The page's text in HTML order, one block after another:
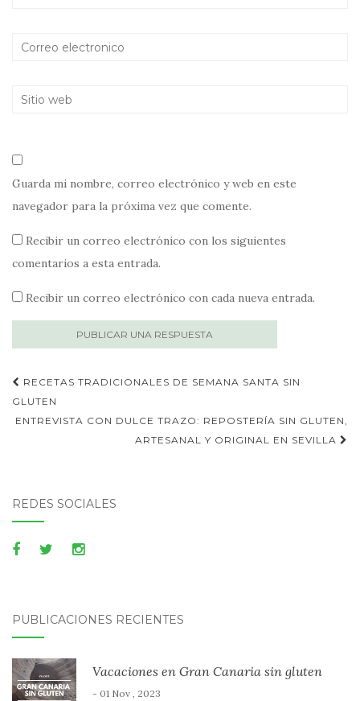
Guarda mi nombre, correo electrónico y web en este
navegador para la próxima vez que comente.
Recibir un correo electrónico con los siguientes
comentarios a esta entrada.
Recibir un correo electrónico con cada nueva entrada.
Publica
navegación
RECETAS TRADICIONALES DE SEMANA SANTA SIN
GLUTEN
ENTREVISTA CON DULCE TRAZO: REPOSTERÍA SIN GLUTEN,
ARTESANAL Y ORIGINAL EN SEVILLA
REDES SOCIALES
PUBLICACIONES RECIENTES
Vacaciones en Gran Canaria sin gluten
- 01 Nov , 2023